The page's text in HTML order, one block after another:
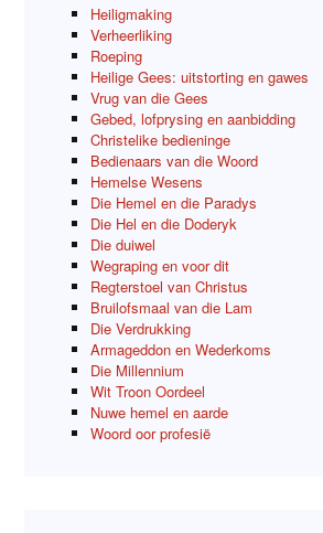
Heiligmaking
Verheerliking
Roeping
Heilige Gees: uitstorting en gawes
Vrug van die Gees
Gebed, lofprysing en aanbidding
Christelike bedieninge
Bedienaars van die Woord
Hemelse Wesens
Die Hemel en die Paradys
Die Hel en die Doderyk
Die duiwel
Wegraping en voor dit
Regterstoel van Christus
Bruilofsmaal van die Lam
Die Verdrukking
Armageddon en Wederkoms
Die Millennium
Wit Troon Oordeel
Nuwe hemel en aarde
Woord oor profesië